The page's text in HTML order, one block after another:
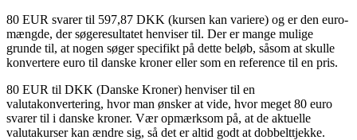
80 EUR svarer til 597,87 DKK (kursen kan variere) og er den euro-
mængde, der søgeresultatet henviser til. Der er mange mulige
grunde til, at nogen søger specifikt på dette beløb, såsom at skulle
konvertere euro til danske kroner eller som en reference til en pris.
80 EUR til DKK (Danske Kroner) henviser til en
valutakonvertering, hvor man ønsker at vide, hvor meget 80 euro
svarer til i danske kroner. Vær opmærksom på, at de aktuelle
valutakurser kan ændre sig, så det er altid godt at dobbelttjekke.